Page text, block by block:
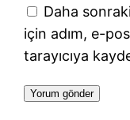
Daha
için adım, e-
tarayıcıya